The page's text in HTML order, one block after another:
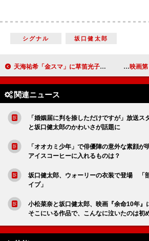
シグナル 坂口健太郎
天海祐希「金スマ」に草笛光子と登場 「一人でラーメンだって余裕で食べる」 井ノ原快彦、ナレー
関連ニュース
「婚姻届に判を捺しただけですが」放送
と坂口健太郎のかわいさが話題に
「オオカミ少年」で俳優陣の意外な素顔
アイスコーヒーに入れるものは？
坂口健太郎、ウォーリーの衣装で登場 「
イプ」
小松菜奈と坂口健太郎、映画『余命10年
そこにいる作品で、こんなに泣いたのは初